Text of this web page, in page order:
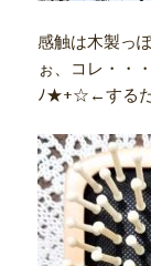
感触は木製っ
ぉ、コレ・・
ﾉ★+☆←するだ